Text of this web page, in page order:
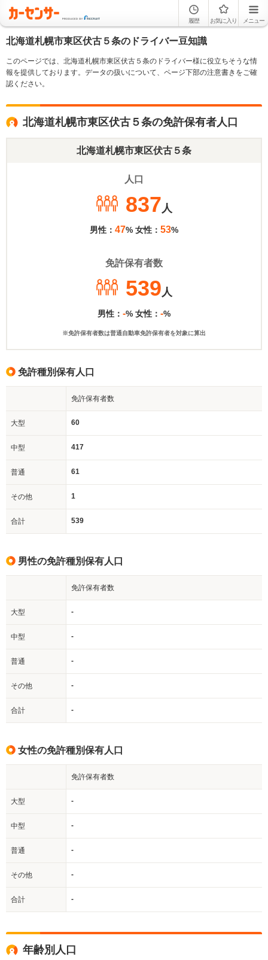
履歴 お気に入り メニュー
北海道札幌市東区伏古５条のドライバー豆知識
このページでは、北海道札幌市東区伏古５条のドライバー様に役立ちそうな情
報を提供しております。データの扱いについて、ページ下部の注意書きをご確
認ください。
北海道札幌市東区伏古５条の免許保有者人口
北海道札幌市東区伏古５条
人口
837人
男性： 47% 女性： 53%
免許保有者数
539人
男性： -% 女性： -%
※免許保有者数は普通自動車免許保有者を対象に算出
免許種別保有人口
免許保有者数
大型 60
中型 417
普通 61
その他 1
合計 539
男性の免許種別保有人口
免許保有者数
大型 -
中型 -
普通 -
その他 -
合計 -
女性の免許種別保有人口
免許保有者数
大型 -
中型 -
普通 -
その他 -
合計 -
年齢別人口